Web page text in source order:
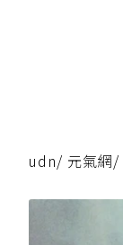
udn/ 元氣網/